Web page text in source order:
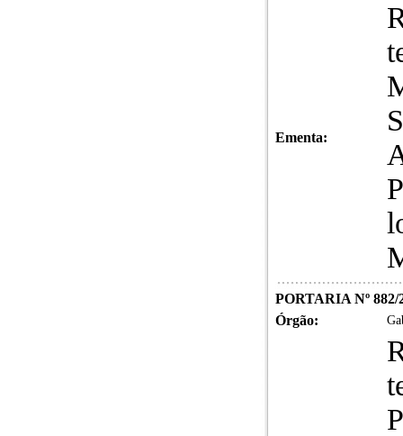
Ementa:
PORTARIA Nº 882/
Órgão: